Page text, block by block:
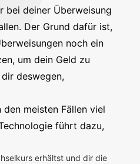
bei deiner Überweisung
Der Grund dafür ist,
noch ein
um dein Geld zu
deswegen,
meisten Fällen viel
führt dazu,
erhältst und dir die